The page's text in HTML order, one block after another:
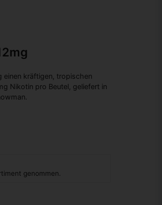
einen kräftigen, tropischen
Nikotin pro Beutel, geliefert in
genommen.